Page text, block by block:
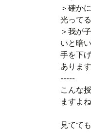
＞確か
光って
＞我が
いと暗
手を下
ありま
-----
こんな
ますよね
見てて